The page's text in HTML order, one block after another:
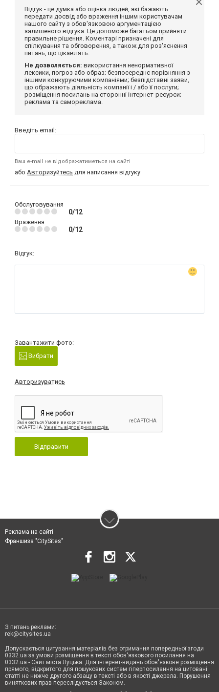
Відгук - це думка або оцінка людей, які бажають
передати досвід або враження іншим користувачам
нашого сайту з обов'язковою аргументацією
залишеного відгука. Це допоможе багатьом прийняти
правильне рішення. Коментарі призначені для
спілкування та обговорення, а також для роз'яснення
питань, що цікавлять.
Не дозволяється: використання ненормативної
лексики, погроз або образ; безпосереднє порівняння з
іншими конкуруючими компаніями; безпідставні заяви,
що ображають діяльність компанії і / або її послуги;
розміщення посилань на сторонні інтернет-ресурси;
реклама та самореклама.
Введіть email:
Ваш e-mail не відображатиметься на сайті
або Авторизуйтесь для написання відгуку
Обслуговування
0/12
Враження
0/12
Відгук:
Завантажити фото:
Вибрати
Авторизуватись
Відправити
Реклама на сайті
Франшиза "CitySites"
З питань реклами:
rek@citysites.ua
Допускається цитування матеріалів без отримання попередньої згоди
0332.ua за умови розміщення в тексті обов'язкового посилання на
0332.ua - Сайт міста Луцька. Для інтернет-видань обов'язкове розміщення
прямого, відкритого для пошукових систем гіперпосилання на цитовані
статті не нижче другого абзацу в тексті або в якості джерела. Порушення
виняткових прав переслідується Законом.